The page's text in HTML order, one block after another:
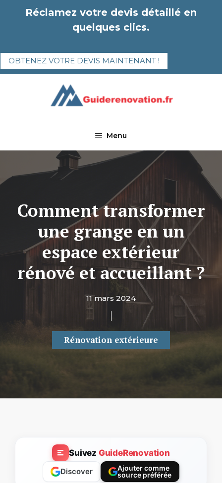
Réclamez votre devis détaillé en
quelques clics.
OBTENEZ VOTRE DEVIS MAINTENANT !
Menu
Comment transformer
une grange en un
espace extérieur
rénové et accueillant ?
11 mars 2024
Rénovation extérieure
Suivez GuideRenovation
Discover
Ajouter comme
source préférée